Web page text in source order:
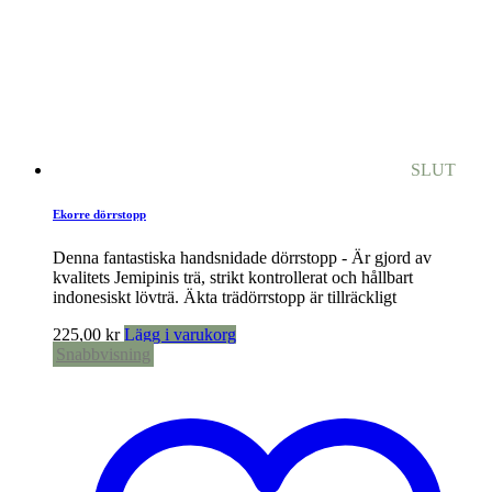
SLUT
Ekorre dörrstopp
Denna fantastiska handsnidade dörrstopp - Är gjord av
kvalitets Jemipinis trä, strikt kontrollerat och hållbart
indonesiskt lövträ. Äkta trädörrstopp är tillräckligt
225,00 kr Lägg i varukorg
Snabbvisning